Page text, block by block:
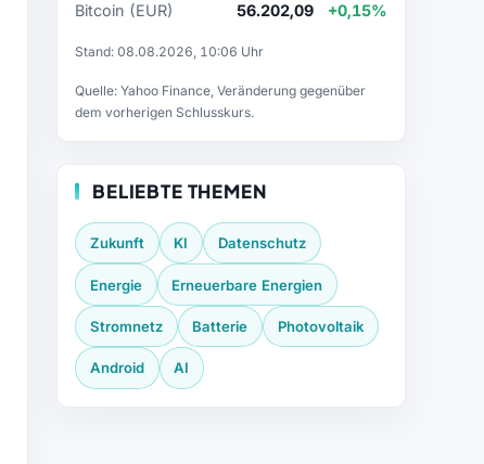
Bitcoin (EUR) 56.202,09 +0,15%
Stand: 08.08.2026, 10:06 Uhr
Quelle: Yahoo Finance, Veränderung gegenüber
dem vorherigen Schlusskurs.
BELIEBTE THEMEN
Zukunft KI Datenschutz
Energie Erneuerbare Energien
Stromnetz Batterie Photovoltaik
Android AI